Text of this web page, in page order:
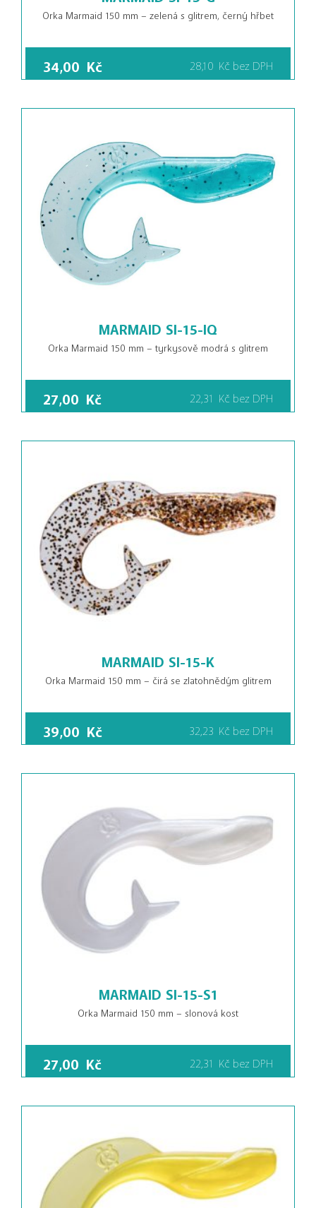
Orka Marmaid 150 mm – zelená s glitrem, černý hřbet
34,00 Kč 28,10 Kč bez DPH
MARMAID SI-15-IQ
Orka Marmaid 150 mm – tyrkysově modrá s glitrem
27,00 Kč 22,31 Kč bez DPH
MARMAID SI-15-K
Orka Marmaid 150 mm – čirá se zlatohnědým glitrem
39,00 Kč 32,23 Kč bez DPH
MARMAID SI-15-S1
Orka Marmaid 150 mm – slonová kost
27,00 Kč 22,31 Kč bez DPH